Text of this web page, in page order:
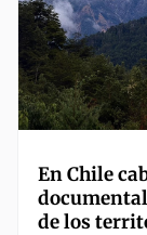
En Chile
de los